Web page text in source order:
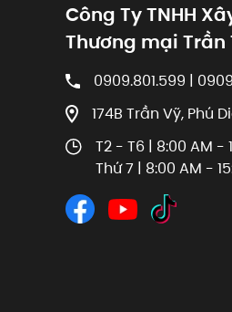
Công Ty TNHH
Thương mại Trần
0909.801.599 |
174B Trần Vỹ, Phú
T2 - T6 | 8:00 AM -
Thứ 7 | 8:00 AM -